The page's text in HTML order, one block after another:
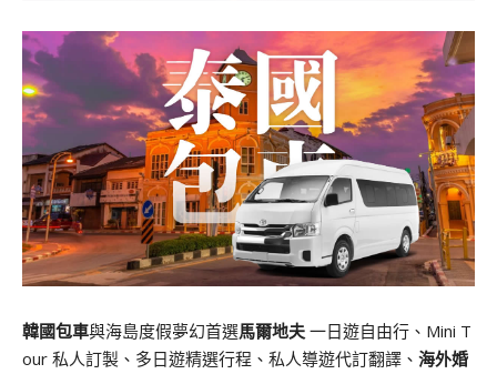
韓國包車與海島度假夢幻首選馬爾地夫 一日遊自由行、Mini T
our 私人訂製、多日遊精選行程、私人導遊代訂翻譯、 海外婚